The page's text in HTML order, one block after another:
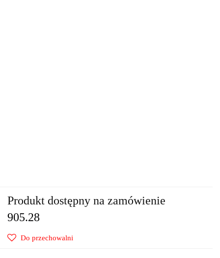
Produkt dostępny na zamówienie
905.28
Do przechowalni